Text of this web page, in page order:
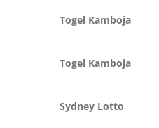
Togel Kamboja
Togel Kamboja
Sydney Lotto